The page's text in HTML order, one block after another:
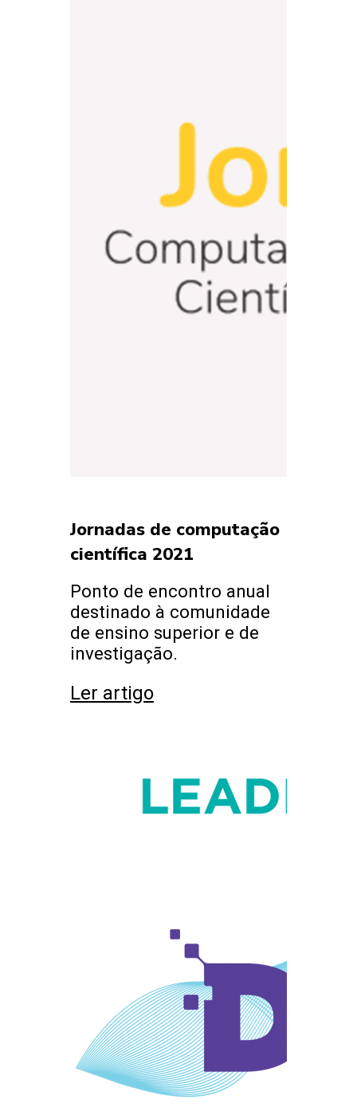
Jornadas de computação
científica 2021
Ponto de encontro anual
destinado à comunidade
de ensino superior e de
investigação.
Ler artigo